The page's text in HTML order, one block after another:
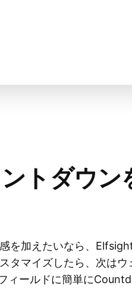
トダウ
を加えたいなら、
タマイズしたら、次は
ィールドに簡単に